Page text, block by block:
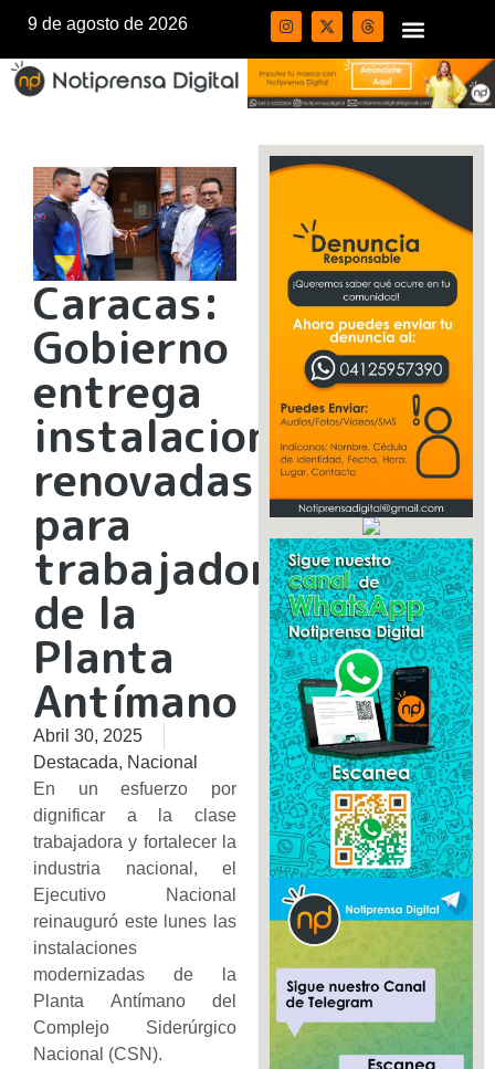
9 de agosto de 2026
Caracas:
Gobierno
entrega
instalaciones
renovadas
para
trabajadores
de la
Planta
Antímano
Abril 30, 2025
Destacada, Nacional
En un esfuerzo por
dignificar a la clase
trabajadora y fortalecer la
industria nacional, el
Ejecutivo Nacional
reinauguró este lunes las
instalaciones
modernizadas de la
Planta Antímano del
Complejo Siderúrgico
Nacional (CSN).